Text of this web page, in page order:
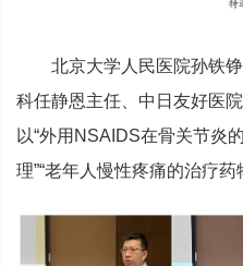
北京大学人民医院孙铁
科任静恩主任、中日友好医
以“外用NSAIDS在骨关节炎
理”“老年人慢性疼痛的治疗药